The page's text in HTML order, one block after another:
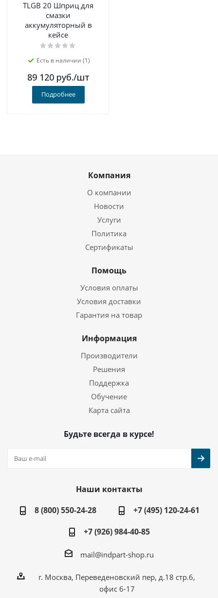
TLGB 20 Шприц для
смазки
аккумуляторный в
кейсе
Есть в наличии (1)
89 120руб./шт
Подробнее
Компания
О компании
Новости
Услуги
Политика
Сертификаты
Помощь
Условия оплаты
Условия доставки
Гарантия на товар
Информация
Производители
Решения
Поддержка
Обучение
Карта сайта
Будьте всегда в курсе!
Наши контакты
8 (800) 550-24-28
+7 (495) 120-24-61
+7 (926) 984-40-85
mail@indpart-shop.ru
г. Москва, Переведеновский пер, д.18 стр.6,
офис 6-17